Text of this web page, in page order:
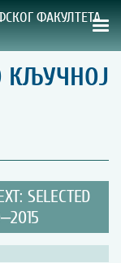
ФАКУЛТЕТА
КЉУЧНОЈ
SELECTED